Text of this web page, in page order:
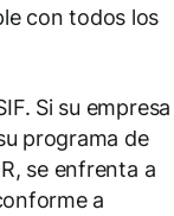
con todos los
Si su empresa
programa de
se enfrenta a
a